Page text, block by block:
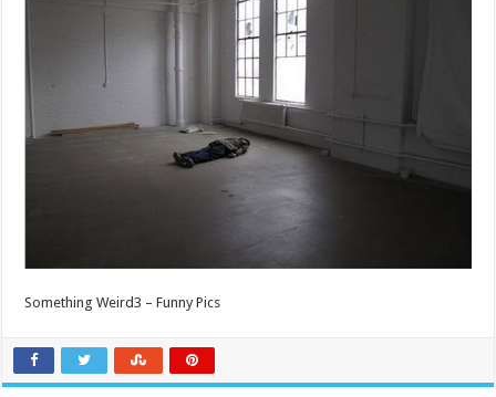
Something Weird3 – Funny Pics